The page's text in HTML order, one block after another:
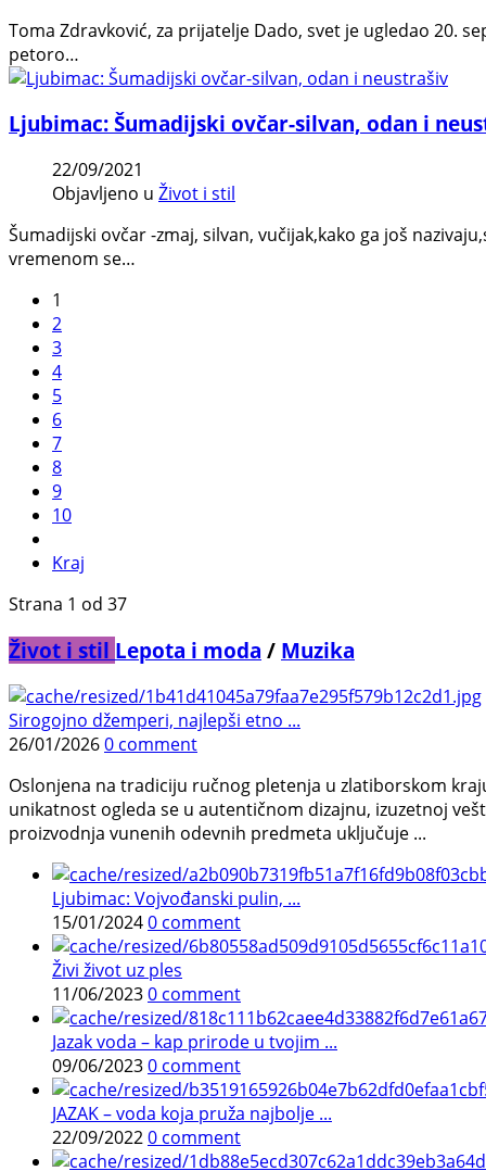
Toma Zdravković, za prijatelje Dado, svet je ugledao 20.
petoro…
Ljubimac: Šumadijski ovčar-silvan, odan i
22/09/2021
Objavljeno u Život i stil
Šumadijski ovčar -zmaj, silvan, vučijak,kako ga još
vremenom se…
1
2
3
4
5
6
7
8
9
10
Kraj
Strana 1 od 37
Život i stil Lepota i moda / Muzika
Sirogojno džemperi, najlepši etno ...
26/01/20260 comment
Oslonjena na tradiciju ručnog pletenja u zlatiborskom
unikatnost ogleda se u autentičnom dizajnu, izuzetnoj
proizvodnja vunenih odevnih predmeta uključuje ...
Ljubimac: Vojvođanski pulin, ...
15/01/20240 comment
Živi život uz ples
11/06/20230 comment
Jazak voda – kap prirode u tvojim ...
09/06/20230 comment
JAZAK – voda koja pruža najbolje ...
22/09/20220 comment